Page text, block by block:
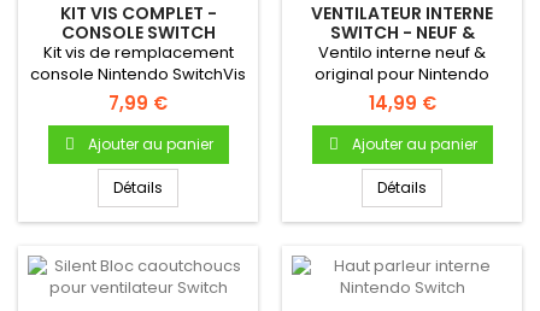
KIT VIS COMPLET -
CONSOLE SWITCH
Kit vis de remplacement
console Nintendo SwitchVis
coque Vis carte mère Vis...
7,99 €
Ajouter au panier
Détails
VENTILATEUR INTERNE
SWITCH - NEUF &
ORIGINAL
Ventilo interne neuf &
original pour Nintendo
Switch.
14,99 €
Ajouter au panier
Détails